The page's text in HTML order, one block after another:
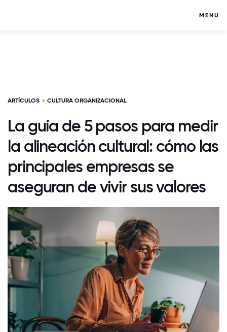
MENU
ARTÍCULOS CULTURA ORGANIZACIONAL
La guía de 5 pasos para medir
la alineación cultural: cómo las
principales empresas se
aseguran de vivir sus valores